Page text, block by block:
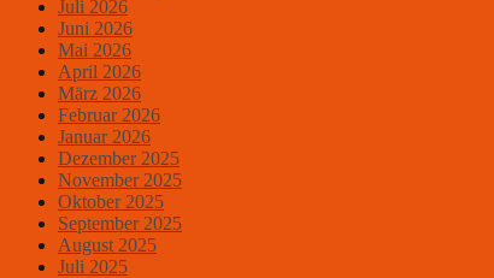
Juli 2026
Juni 2026
Mai 2026
April 2026
März 2026
Februar 2026
Januar 2026
Dezember 2025
November 2025
Oktober 2025
September 2025
August 2025
Juli 2025